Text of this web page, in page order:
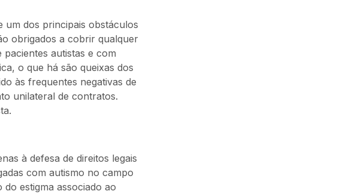
um dos principais obstáculos
obrigados a cobrir qualquer
autistas e com
o que há são queixas dos
às frequentes negativas de
unilateral de contratos.
à defesa de direitos legais
com autismo no campo
estigma associado ao